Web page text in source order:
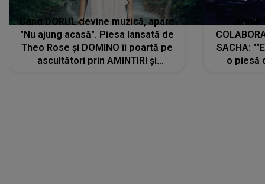
Când DORUL devine muzică, apare
"Nu ajung acasă". Piesa lansată de
Theo Rose și DOMINO îi poartă pe
ascultători prin AMINTIRI și
SACHA:
o piesă